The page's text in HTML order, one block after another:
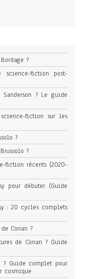
?
science-fiction post-
? Le guide
fiction sur les
?
?
fiction récents (2020-
pour débuter (Guide
: 20 cycles complets
Conan ?
de Conan ? Guide
Guide complet pour
cosmique